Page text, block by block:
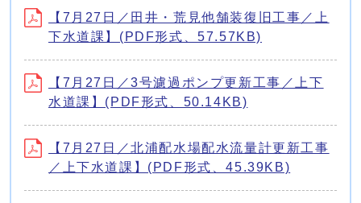
【7月27日／田井・荒見他舗装復旧工事／上
下水道課】(PDF形式、57.57KB)
【7月27日／3号濾過ポンプ更新工事／上下
水道課】(PDF形式、50.14KB)
【7月27日／北浦配水場配水流量計更新工事
／上下水道課】(PDF形式、45.39KB)